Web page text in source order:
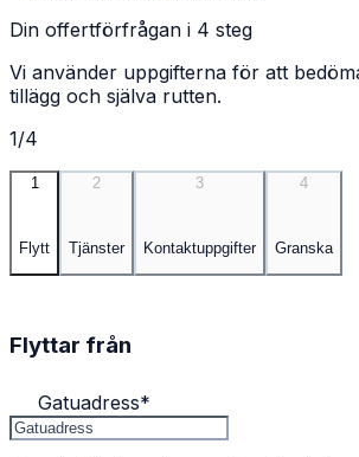
Din offertförfrågan i 4 steg
Vi använder uppgifterna för att
tillägg och själva rutten.
1/4
1
Flytt
2
Tjänster
3
Kontaktuppgifter
4
Granska
Flyttar från
Gatuadress*